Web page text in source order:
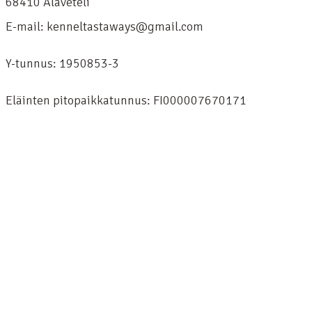
E-mail: kenneltastaways@gmail.com
Y-tunnus: 1950853-3
Eläinten pitopaikkatunnus: FI000007670171